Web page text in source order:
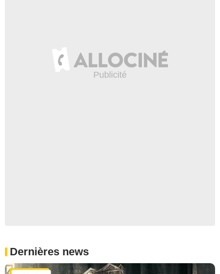
Dernières news